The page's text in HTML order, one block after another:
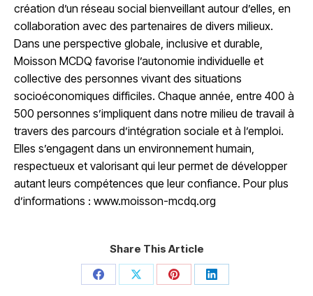
création d’un réseau social bienveillant autour d’elles, en
collaboration avec des partenaires de divers milieux.
Dans une perspective globale, inclusive et durable,
Moisson MCDQ favorise l’autonomie individuelle et
collective des personnes vivant des situations
socioéconomiques difficiles. Chaque année, entre 400 à
500 personnes s’impliquent dans notre milieu de travail à
travers des parcours d’intégration sociale et à l’emploi.
Elles s’engagent dans un environnement humain,
respectueux et valorisant qui leur permet de développer
autant leurs compétences que leur confiance. Pour plus
d’informations : www.moisson-mcdq.org
Share This Article
Share Share Share Share